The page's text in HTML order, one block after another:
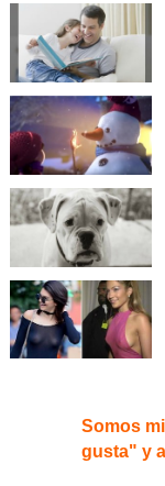
Somos
gusta" y